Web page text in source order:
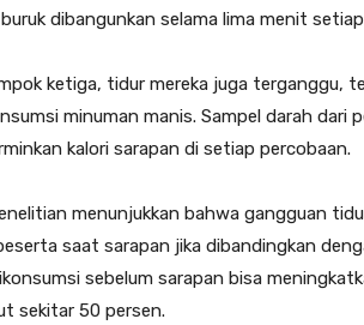
dibangunkan selama lima menit
ketiga, tidur mereka juga terganggu,
minuman manis. Sampel darah dari
kalori sarapan di setiap percobaan.
menunjukkan bahwa gangguan
saat sarapan jika dibandingkan
sebelum sarapan bisa
sekitar 50 persen.